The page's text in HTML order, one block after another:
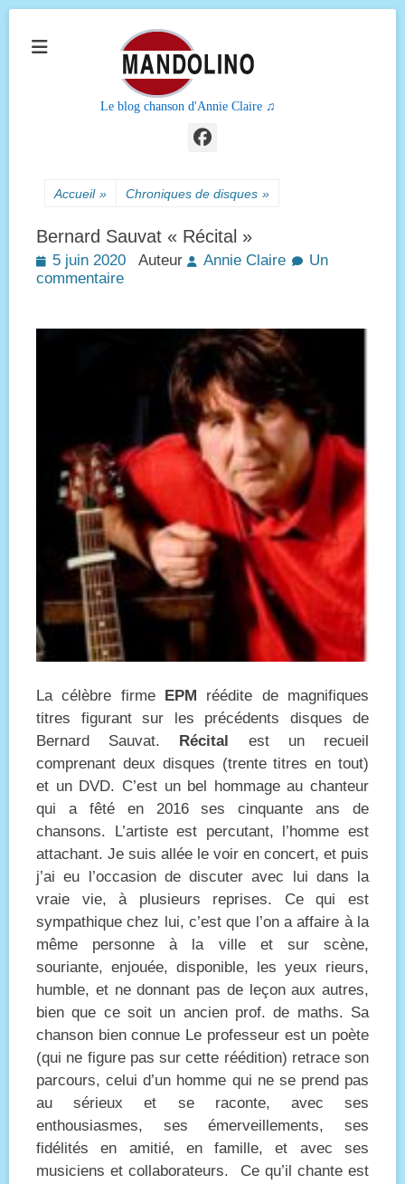
Le blog chanson d'Annie Claire ♫
Facebook
Accueil » Chroniques de disques »
Bernard Sauvat « Récital »
Posted
on
5 juin 2020 Auteur Annie Claire
Un
commentaire
La célèbre firme EPM
réédite de magnifiques
titres figurant sur les précédents disques de
Bernard Sauvat.
Récital
est un recueil
comprenant deux disques (trente titres en tout)
et un DVD. C’est un bel hommage au chanteur
qui a fêté en 2016 ses cinquante ans de
chansons. L’artiste est percutant, l’homme est
attachant. Je suis allée le voir en concert, et puis
j’ai eu l’occasion de discuter avec lui dans la
vraie vie, à plusieurs reprises. Ce qui est
sympathique chez lui, c’est que l’on a affaire à la
même personne à la ville et sur scène,
souriante, enjouée, disponible, les yeux rieurs,
humble, et ne donnant pas de leçon aux autres,
bien que ce soit un ancien prof. de maths. Sa
chanson bien connue Le professeur est un poète
(qui ne figure pas sur cette réédition) retrace son
parcours, celui d’un homme qui ne se prend pas
au sérieux et se raconte, avec ses
enthousiasmes, ses émerveillements, ses
fidélités en amitié, en famille, et avec ses
musiciens et collaborateurs. Ce qu’il chante est